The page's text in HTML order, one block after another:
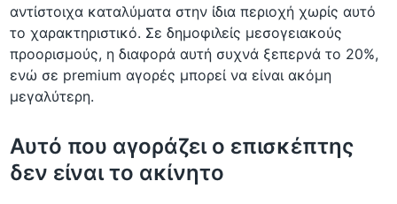
αντίστοιχα καταλύματα στην ίδια περιοχή χωρίς αυτό
το χαρακτηριστικό. Σε δημοφιλείς μεσογειακούς
προορισμούς, η διαφορά αυτή συχνά ξεπερνά το 20%,
ενώ σε premium αγορές μπορεί να είναι ακόμη
μεγαλύτερη.
Αυτό που αγοράζει ο επισκέπτης
δεν είναι το ακίνητο